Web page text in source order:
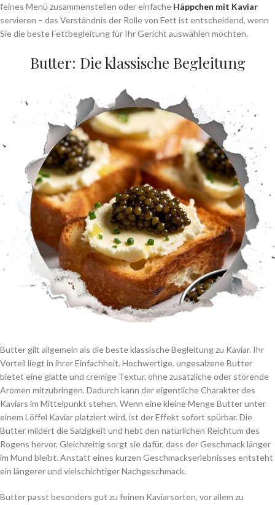
feines Menü zusammenstellen oder einfache Häppchen mit Kaviar
servieren – das Verständnis der Rolle von Fett ist entscheidend, wenn
Sie die beste Fettbegleitung für Ihr Gericht auswählen möchten.
Butter: Die klassische Begleitung
Butter gilt allgemein als die beste klassische Begleitung zu Kaviar. Ihr
Vorteil liegt in ihrer Einfachheit. Hochwertige, ungesalzene Butter
bietet eine glatte und cremige Textur, ohne zusätzliche oder störende
Aromen mitzubringen. Dadurch kann der eigentliche Charakter des
Kaviars im Mittelpunkt stehen. Wenn eine kleine Menge Butter unter
einem Löffel Kaviar platziert wird, ist der Effekt sofort spürbar. Die
Butter mildert die Salzigkeit und hebt den natürlichen Reichtum des
Rogens hervor. Gleichzeitig sorgt sie dafür, dass der Geschmack länger
im Mund bleibt. Anstatt eines kurzen Geschmackserlebnisses entsteht
ein längerer und vielschichtiger Nachgeschmack.
Butter passt besonders gut zu feinen Kaviarsorten, vor allem zu